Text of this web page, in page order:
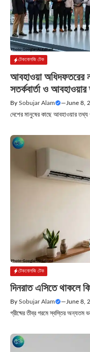
টেকনোলজি টেক
আবহাওয়া অধিদফতরের
সতর্কবার্তা ও
By Sobujar Alam — June 8,
দেশের মানুষের কাছে আবহাওয়ার
টেকনোলজি টেক
দিনরাত এসিতে থাকলে
By Sobujar Alam — June 8,
গ্রীষ্মের তীব্র গরমে স্বস্তির অন্যতম